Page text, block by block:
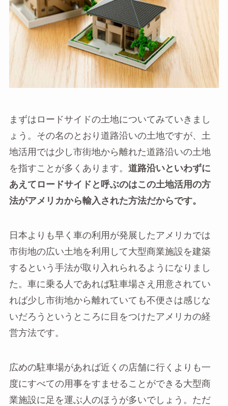
まずはロードサイドの土地についてみていきまし
ょう。その名のとおり道路沿いの土地ですが、土
地活用では少し市街地から離れた道路沿いの土地
を指すことが多くあります。 道路沿いといわずに
あえてロードサイドと呼ぶのはこの土地活用の方
法がアメリカから輸入された方法だからです。
日本よりも早く車の利用が発展したアメリカでは
市街地の広い土地を利用して大型商業施設を建築
するという手法が取り入れられるようになりまし
た。車に乗る人であれば駐車場さえ用意されてい
れば少し市街地から離れていても不便さは感じな
いだろうというところに目をつけたアメリカの経
営方法です。
広めの駐車場があれば近くの店舗に行くよりも一
度にすべての用事をすませることができる大型商
業施設に足を運ぶ人のほうが多いでしょう。ただ